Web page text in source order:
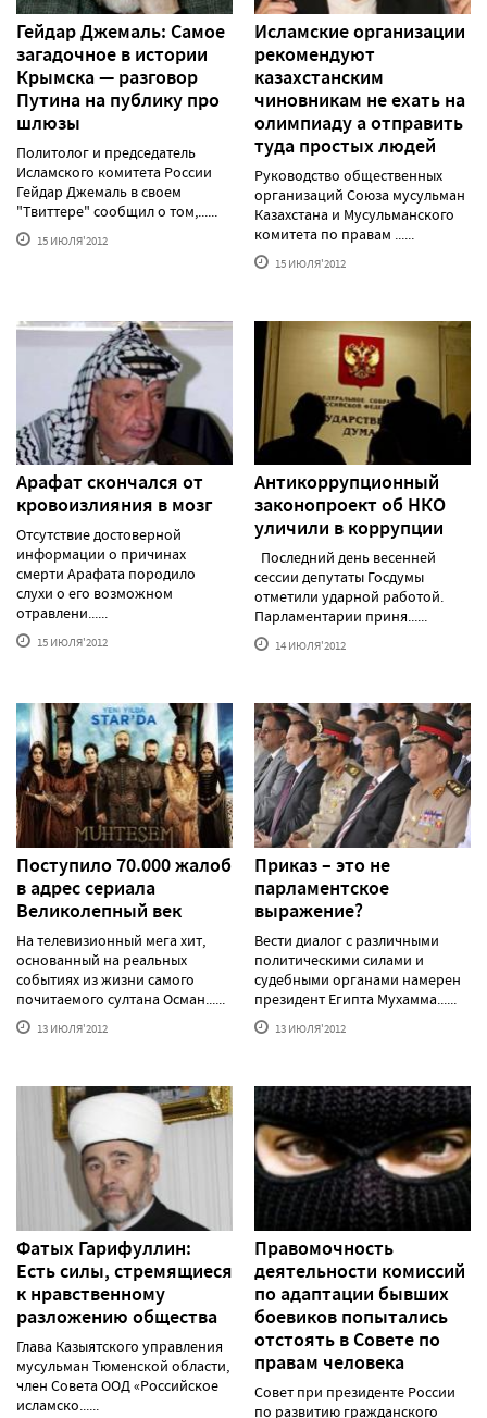
Гейдар Джемаль: Самое
загадочное в истории
Крымска — разговор
Путина на публику про
шлюзы
Политолог и председатель
Исламского комитета России
Гейдар Джемаль в своем
"Твиттере" сообщил о том,......
15 ИЮЛЯ'2012
Исламские организации
рекомендуют
казахстанским
чиновникам не ехать на
олимпиаду а отправить
туда простых людей
Руководство общественных
организаций Союза мусульман
Казахстана и Мусульманского
комитета по правам ......
15 ИЮЛЯ'2012
Арафат скончался от
кровоизлияния в мозг
Отсутствие достоверной
информации о причинах
смерти Арафата породило
слухи о его возможном
отравлени......
15 ИЮЛЯ'2012
Антикоррупционный
законопроект об НКО
уличили в коррупции
Последний день весенней
сессии депутаты Госдумы
отметили ударной работой.
Парламентарии приня......
14 ИЮЛЯ'2012
Поступило 70.000 жалоб
в адрес сериала
Великолепный век
На телевизионный мега хит,
основанный на реальных
событиях из жизни самого
почитаемого султана Осман......
13 ИЮЛЯ'2012
Приказ – это не
парламентское
выражение?
Вести диалог с различными
политическими силами и
судебными органами намерен
президент Египта Мухамма......
13 ИЮЛЯ'2012
Фатых Гарифуллин:
Есть силы, стремящиеся
к нравственному
разложению общества
Глава Казыятского управления
мусульман Тюменской области,
член Совета ООД «Российское
исламско......
Правомочность
деятельности комиссий
по адаптации бывших
боевиков попытались
отстоять в Совете по
правам человека
Совет при президенте России
по развитию гражданского